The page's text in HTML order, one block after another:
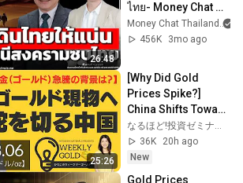
26:48
ไทย- Money Chat
Thailand I ทวีสุข
ธรรมศักดิ์ พีระพงศ์ I
Money Chat Thailand
456K
3mo ago
25:26
[Why Did Gold
Prices Spike?]
China Shifts Toward
Physical Gold
Investment
(Precious Metals
なるほど!投資ゼミナール
36K
20h ago
New
Gold Prices